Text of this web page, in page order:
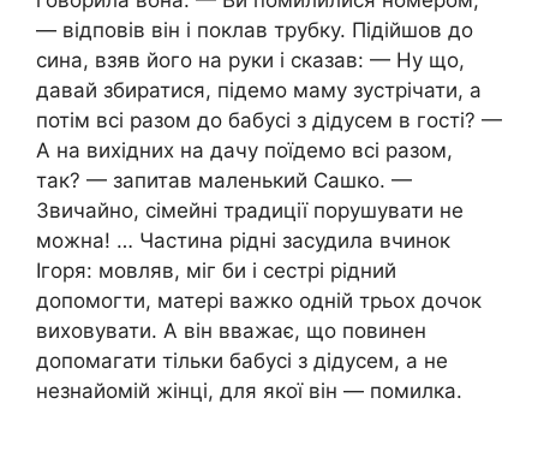
— відповів він і поклав трубку. Підійшов до
сина, взяв його на руки і сказав: — Ну що,
давай збиратися, підемо маму зустрічати, а
потім всі разом до бабусі з дідусем в гості? —
А на вихідних на дачу поїдемо всі разом,
так? — запитав маленький Сашко. —
Звичайно, сімейні традиції порушувати не
можна! … Частина рідні засудила вчинок
Ігоря: мовляв, міг би і сестрі рідний
допомогти, матері важко одній трьох дочок
виховувати. А він вважає, що повинен
допомагати тільки бабусі з дідусем, а не
незнайомій жінці, для якої він — помилка.